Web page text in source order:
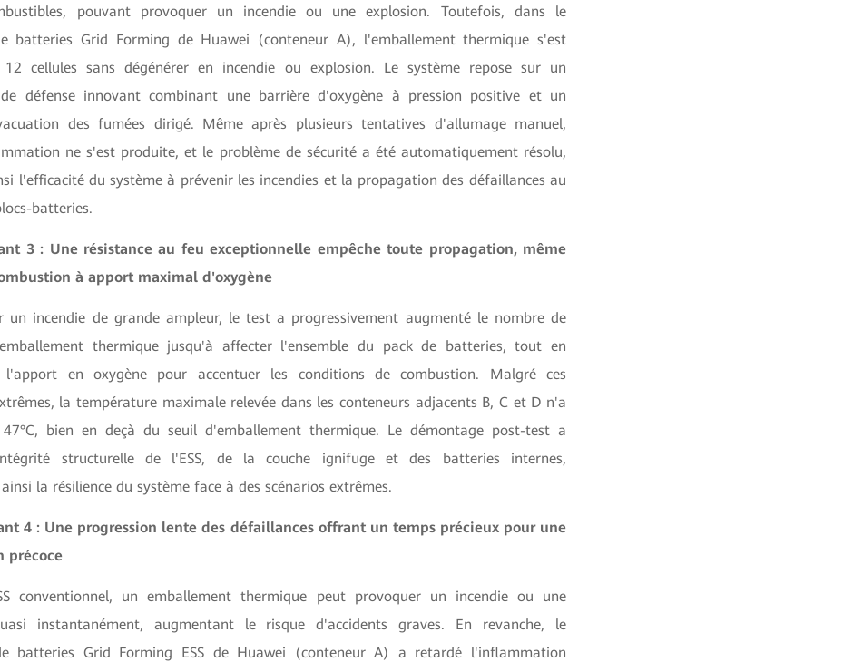
pouvant provoquer un incendie ou une explosion. Toutefois, dans le
batteries Grid Forming de Huawei (conteneur A), l'emballement thermique s'est
cellules sans dégénérer en incendie ou explosion. Le système repose sur un
de défense innovant combinant une barrière d'oxygène à pression positive et un
des fumées dirigé. Même après plusieurs tentatives d'allumage manuel,
ne s'est produite, et le problème de sécurité a été automatiquement résolu,
l'efficacité du système à prévenir les incendies et la propagation des défaillances au
batteries.
3 : Une résistance au feu exceptionnelle empêche toute propagation, même
à apport maximal d'oxygène
un incendie de grande ampleur, le test a progressivement augmenté le nombre de
thermique jusqu'à affecter l'ensemble du pack de batteries, tout en
l'apport en oxygène pour accentuer les conditions de combustion. Malgré ces
la température maximale relevée dans les conteneurs adjacents B, C et D n'a
bien en deçà du seuil d'emballement thermique. Le démontage post-test a
structurelle de l'ESS, de la couche ignifuge et des batteries internes,
la résilience du système face à des scénarios extrêmes.
4 : Une progression lente des défaillances offrant un temps précieux pour une
précoce
conventionnel, un emballement thermique peut provoquer un incendie ou une
instantanément, augmentant le risque d'accidents graves. En revanche, le
batteries Grid Forming ESS de Huawei (conteneur A) a retardé l'inflammation